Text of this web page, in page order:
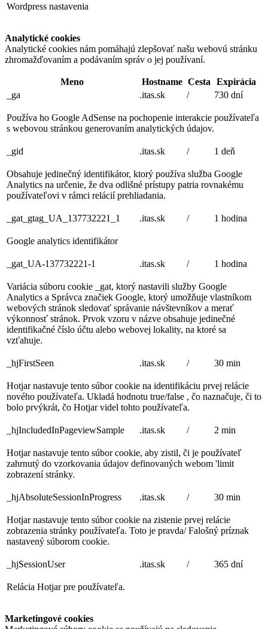
Wordpress nastavenia
Analytické cookies
Analytické cookies nám pomáhajú zlepšovať našu webovú stránku
zhromažďovaním a podávaním správ o jej používaní.
Meno Hostname Cesta
Expirácia
_ga
.itas.sk / 730 dní
Používa ho Google AdSense na pochopenie interakcie používateľa
s webovou stránkou generovaním analytických údajov.
_gid .itas.sk / 1 deň
Obsahuje jedinečný identifikátor, ktorý používa služba Google
Analytics na určenie, že dva odlišné prístupy patria rovnakému
používateľovi v rámci relácií prehliadania.
_gat_gtag_UA_137732221_1 .itas.sk / 1 hodina
Google analytics identifikátor
_gat_UA-137732221-1 .itas.sk / 1 hodina
Variácia súboru cookie _gat, ktorý nastavili služby Google
Analytics a Správca značiek Google, ktorý umožňuje vlastníkom
webových stránok sledovať správanie návštevníkov a merať
výkonnosť stránok. Prvok vzoru v názve obsahuje jedinečné
identifikačné číslo účtu alebo webovej lokality, na ktoré sa
vzťahuje.
_hjFirstSeen .itas.sk / 30 min
Hotjar nastavuje tento súbor cookie na identifikáciu prvej relácie
nového používateľa. Ukladá hodnotu true/false , čo naznačuje, či to
bolo prvýkrát, čo Hotjar videl tohto používateľa.
_hjIncludedInPageviewSample .itas.sk / 2 min
Hotjar nastavuje tento súbor cookie, aby zistil, či je používateľ
zahrnutý do vzorkovania údajov definovaných webom 'limit
zobrazení stránky.
_hjAbsoluteSessionInProgress .itas.sk / 30 min
Hotjar nastavuje tento súbor cookie na zistenie prvej relácie
zobrazenia stránky používateľa. Toto je pravda/ Falošný príznak
nastavený súborom cookie.
_hjSessionUser .itas.sk / 365 dní
Relácia Hotjar pre používateľa.
Marketingové cookies